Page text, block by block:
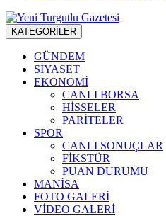
KATEGORİLER
GÜNDEM
SİYASET
EKONOMİ
CANLI BORSA
HİSSELER
PARİTELER
SPOR
CANLI SONUÇLAR
FİKSTÜR
PUAN DURUMU
MANİSA
FOTO GALERİ
VİDEO GALERİ